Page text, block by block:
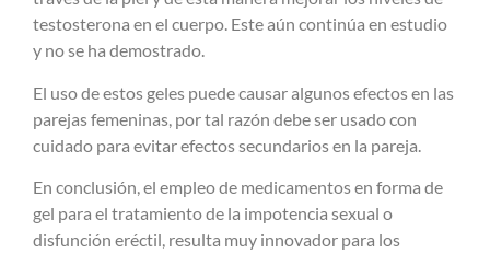
testosterona en el cuerpo. Este aún continúa en estudio
y no se ha demostrado.
El uso de estos geles puede causar algunos efectos en las
parejas femeninas, por tal razón debe ser usado con
cuidado para evitar efectos secundarios en la pareja.
En conclusión, el empleo de medicamentos en forma de
gel para el tratamiento de la impotencia sexual o
disfunción eréctil, resulta muy innovador para los